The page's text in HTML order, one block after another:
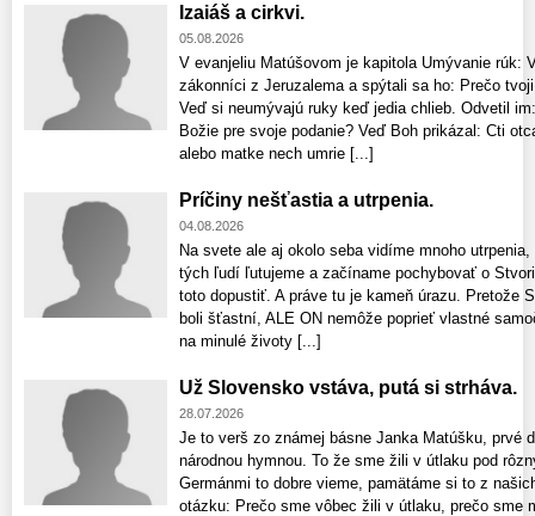
Izaiáš a cirkvi.
05.08.2026
V evanjeliu Matúšovom je kapitola Umývanie rúk:
zákonníci z Jeruzalema a spýtali sa ho: Prečo
Veď si neumývajú ruky keď jedia chlieb. Odvetil
Božie pre svoje podanie? Veď Boh prikázal: Cti
alebo matke nech umrie [...]
Príčiny nešťastia a utrpenia.
04.08.2026
Na svete ale aj okolo seba vidíme mnoho
tých ľudí ľutujeme a začíname pochybovať o
toto dopustiť. A práve tu je kameň úrazu. Pretože
boli šťastní, ALE ON nemôže poprieť vlastné
na minulé životy [...]
Už Slovensko vstáva, putá si strháva.
28.07.2026
Je to verš zo známej básne Janka Matúšku, prvé
národnou hymnou. To že sme žili v útlaku pod
Germánmi to dobre vieme, pamätáme si to z
otázku: Prečo sme vôbec žili v útlaku, prečo sme